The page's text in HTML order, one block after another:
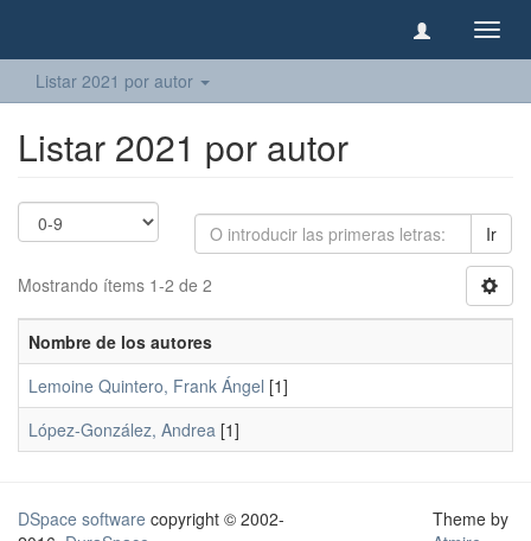
Listar 2021 por autor
Listar 2021 por autor
Ir
Mostrando ítems 1-2 de 2
Nombre de los autores
Lemoine Quintero, Frank Ángel [1]
López-González, Andrea [1]
DSpace software copyright © 2002-
Theme by